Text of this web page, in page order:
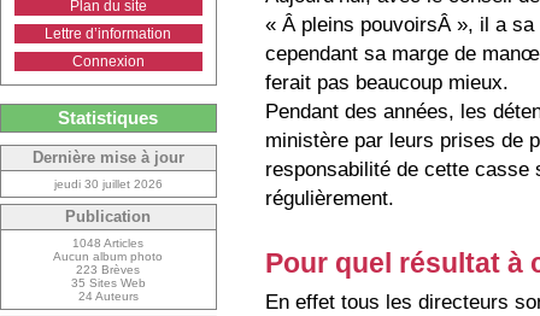
« Â pleins pouvoirsÂ », il a
cependant sa marge de
ferait pas beaucoup mieux.
Pendant des années, les
ministère par leurs prises de
responsabilité de cette
régulièrement.
Pour quel résultat à
En effet tous les directeurs
Plan du site
Lettre d’information
Connexion
Statistiques
Dernière mise à jour
jeudi 30 juillet 2026
Publication
1048 Articles
Aucun album photo
223 Brèves
35 Sites Web
24 Auteurs